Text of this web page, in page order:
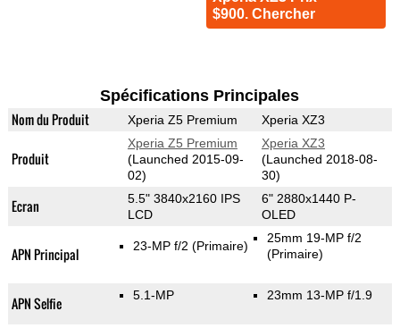
$900. Chercher
Spécifications Principales
Nom du Produit Xperia Z5 Premium Xperia XZ3
Produit
Xperia Z5 Premium
(Launched 2015-09-
02)
Xperia XZ3
(Launched 2018-08-
30)
Ecran
5.5" 3840x2160 IPS
LCD
6" 2880x1440 P-
OLED
APN Principal 23-MP f/2 (Primaire)
25mm 19-MP f/2
(Primaire)
APN Selfie 5.1-MP 23mm 13-MP f/1.9